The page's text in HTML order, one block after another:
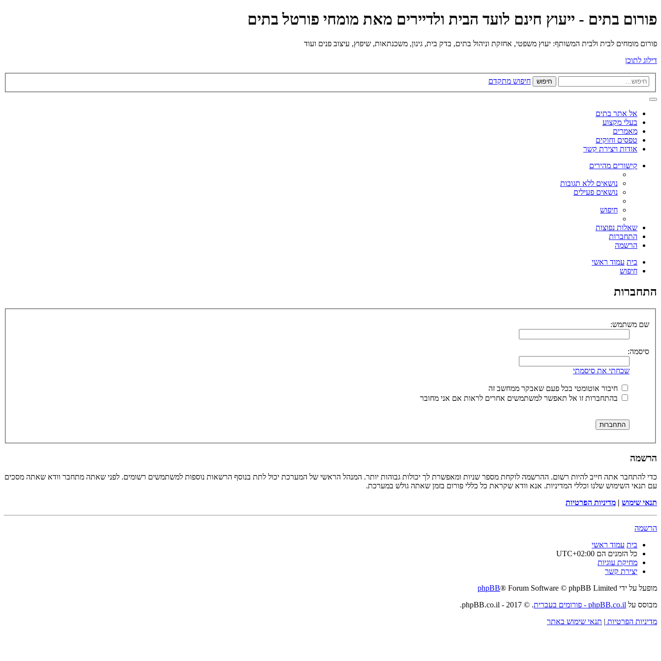
פורום בתים - ייעוץ חינם לועד הבית ולדיירים מאת מומחי פורטל בתים
פורום מומחים לבית ולבית המשותף: יעוץ משפטי, אחזקת וניהול בתים, בדק בית, גינון, משכנתאות, שיפוץ, עיצוב פנים ועוד
דילוג לתוכן
חיפוש חיפוש מתקדם
אל אתר בתים
בעלי מקצוע
מאמרים
טפסים וחוקים
אודות ויצירת קשר
קישורים מהירים
נושאים ללא תגובות
נושאים פעילים
חיפוש
שאלות נפוצות
התחברות
הרשמה
בית עמוד ראשי
חיפוש
התחברות
שם משתמש:
סיסמה:
שכחתי את סיסמתי
חיבור אוטומטי בכל פעם שאבקר ממחשב זה
בהתחברות זו אל תאפשר למשתמשים אחרים לראות אם אני מחובר
הרשמה
כדי להתחבר אתה חייב להיות רשום. ההרשמה לוקחת מספר שניות ומאפשרת לך יכולות גבוהות יותר. המנהל הראשי של המערכת יכול לתת בנוסף הרשאות נוספות למשתמשים רשומים. לפני שאתה מתחבר וודא שאתה מסכים
עם תנאי השימוש שלנו וכללי המדיניות. אנא וודא שקראת כל כללי פורום בזמן שאתה גולש במערכת.
תנאי שימוש | מדיניות הפרטיות
הרשמה
בית עמוד ראשי
כל הזמנים הם UTC+02:00
מחיקת עוגיות
יצירת קשר
מופעל על ידי
phpBB® Forum Software © phpBB Limited
מבוסס על phpBB.co.il - פורומים בעברית
. © 2017 - phpBB.co.il.
מדיניות הפרטיות | תנאי שימוש באתר